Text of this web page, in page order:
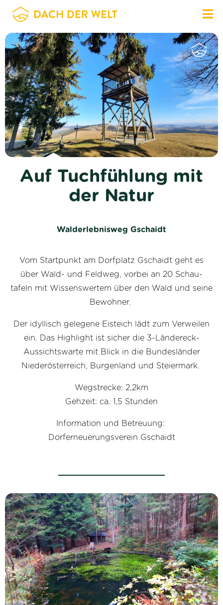
Auf Tuchfühlung mit
der Natur
Walderlebnisweg Gschaidt
Vom Startpunkt am Dorfplatz Gschaidt geht es
über Wald- und Feldweg, vorbei an 20 Schau-
tafeln mit Wissenswertem über den Wald und seine
Bewohner.
Der idyllisch gelegene Eisteich lädt zum Verweilen
ein. Das Highlight ist sicher die 3-Ländereck-
Aussichtswarte mit Blick in die Bundesländer
Niederösterreich, Burgenland und Steiermark.
Wegstrecke: 2,2km
Gehzeit: ca. 1,5 Stunden
Information und Betreuung:
Dorferneuerungsverein Gschaidt